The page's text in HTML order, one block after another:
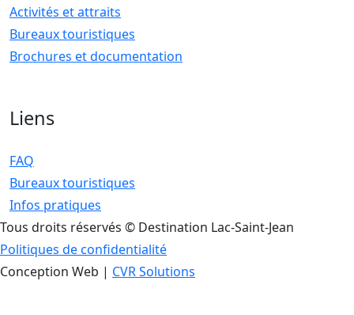
Activités et attraits
Bureaux touristiques
Brochures et documentation
Liens
FAQ
Bureaux touristiques
Infos pratiques
Tous droits réservés © Destination Lac-Saint-Jean
Politiques de confidentialité
Conception Web | CVR Solutions